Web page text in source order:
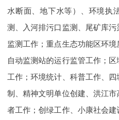
水断面、地下水等）、环境执
测、入河排污口监测、尾矿库
监测工作；重点生态功能区环
自动监测站的运行监管工作；
工作；环境统计、科普工作、
制、精神文明单位创建、洪江
者工作；创绿工作、小康社会